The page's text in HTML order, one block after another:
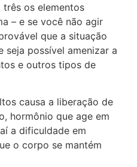
três os elementos
– e se você não agir
que a situação
seja possível amenizar a
e outros tipos de
causa a liberação de
hormônio que age em
a dificuldade em
o corpo se mantém